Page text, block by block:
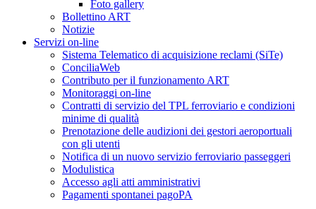
Foto gallery
Bollettino ART
Notizie
Servizi on-line
Sistema Telematico di acquisizione reclami (SiTe)
ConciliaWeb
Contributo per il funzionamento ART
Monitoraggi on-line
Contratti di servizio del TPL ferroviario e condizioni
minime di qualità
Prenotazione delle audizioni dei gestori aeroportuali
con gli utenti
Notifica di un nuovo servizio ferroviario passeggeri
Modulistica
Accesso agli atti amministrativi
Pagamenti spontanei pagoPA